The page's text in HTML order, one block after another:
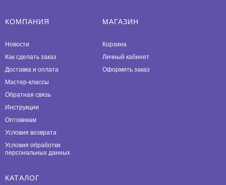
КОМПАНИЯ
Новости
Как сделать заказ
Доставка и оплата
Мастер-классы
Обратная связь
Инструкции
Оптовикам
Условия возврата
Условия обработки
персональных данных
МАГАЗИН
Корзина
Личный кабинет
Оформить заказ
КАТАЛОГ